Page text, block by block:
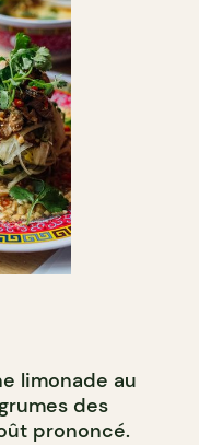
limonade au
des
prononcé.